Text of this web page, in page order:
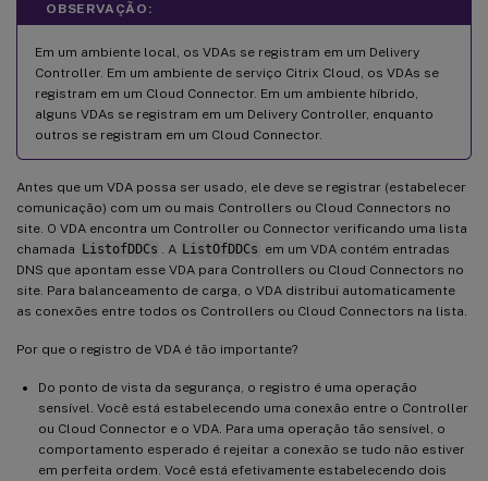
OBSERVAÇÃO:
Em um ambiente local, os VDAs se registram em um Delivery
Controller. Em um ambiente de serviço Citrix Cloud, os VDAs se
registram em um Cloud Connector. Em um ambiente híbrido,
alguns VDAs se registram em um Delivery Controller, enquanto
outros se registram em um Cloud Connector.
Antes que um VDA possa ser usado, ele deve se registrar (estabelecer
comunicação) com um ou mais Controllers ou Cloud Connectors no
site. O VDA encontra um Controller ou Connector verificando uma lista
chamada ListofDDCs . A ListOfDDCs em um VDA contém entradas
DNS que apontam esse VDA para Controllers ou Cloud Connectors no
site. Para balanceamento de carga, o VDA distribui automaticamente
as conexões entre todos os Controllers ou Cloud Connectors na lista.
Por que o registro de VDA é tão importante?
Do ponto de vista da segurança, o registro é uma operação
sensível. Você está estabelecendo uma conexão entre o Controller
ou Cloud Connector e o VDA. Para uma operação tão sensível, o
comportamento esperado é rejeitar a conexão se tudo não estiver
em perfeita ordem. Você está efetivamente estabelecendo dois